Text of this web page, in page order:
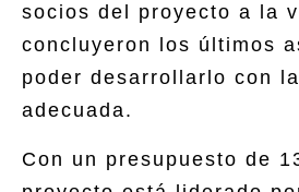
socios del proyecto a la
concluyeron los últimos
poder desarrollarlo con
adecuada.
Con un presupuesto de